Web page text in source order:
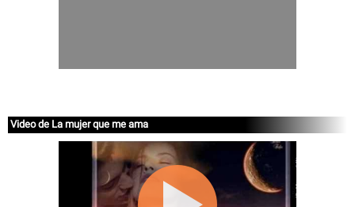
Video de La mujer que me ama